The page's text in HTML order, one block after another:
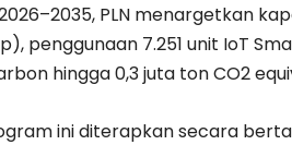
PLN menargetkan
penggunaan 7.251 unit IoT
hingga 0,3 juta ton CO2
ini diterapkan secara